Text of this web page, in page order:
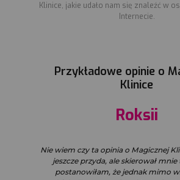
Klinice, jakie udało nam się znaleźć w
Internecie.
Przykładowe opinie o
Klinice
Roksii
Nie wiem czy ta opinia o Magicznej
jeszcze przyda, ale skierował
postanowiłam, że jednak mimo